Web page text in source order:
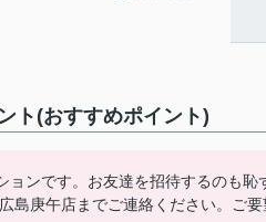
ト(おすすめポイント)
ョンです。お友達を招待するのも
島庚午店までご連絡ください。ご